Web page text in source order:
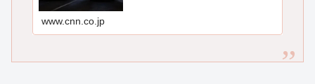
www.cnn.co.jp